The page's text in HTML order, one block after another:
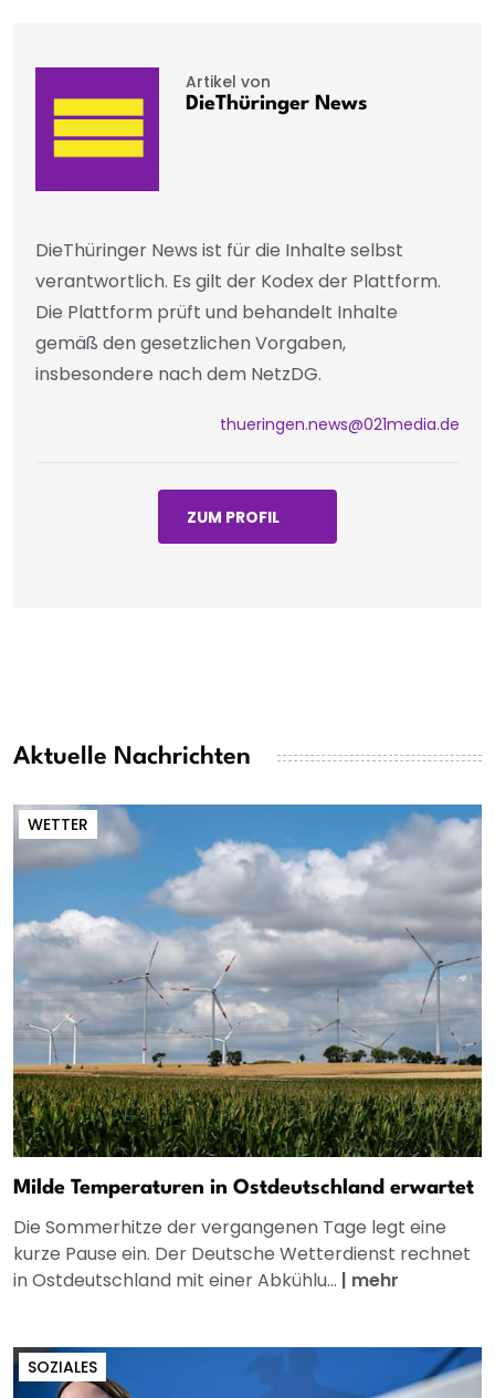
Artikel von
DieThüringer News
DieThüringer News ist für die Inhalte selbst
verantwortlich. Es gilt der Kodex der Plattform.
Die Plattform prüft und behandelt Inhalte
gemäß den gesetzlichen Vorgaben,
insbesondere nach dem NetzDG.
thueringen.news@021media.de
ZUM PROFIL
Aktuelle Nachrichten
WETTER
Milde Temperaturen in Ostdeutschland erwartet
Die Sommerhitze der vergangenen Tage legt eine
kurze Pause ein. Der Deutsche Wetterdienst rechnet
in Ostdeutschland mit einer Abkühlu... | mehr
SOZIALES